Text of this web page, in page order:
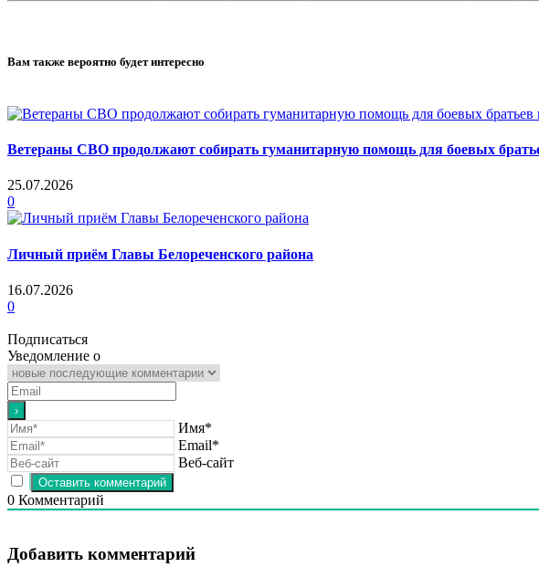
Вам также вероятно будет интересно
Ветераны СВО продолжают собирать гуманитарную помощь для боевых
25.07.2026
0
Личный приём Главы Белореченского района
16.07.2026
0
Подписаться
Уведомление о
Имя*
Email*
Веб-сайт
0 Комментарий
Добавить комментарий